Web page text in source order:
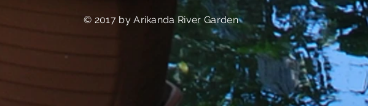
© 2017 by Arikanda River Garden